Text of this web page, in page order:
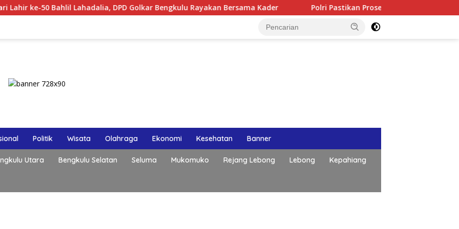
DPD Golkar Bengkulu Rayakan Bersama Kader Polri Pastikan Proses Pemeriksaan Personel di Aceh
Politik Wisata Olahraga Ekonomi Kesehatan Banner
Utara Bengkulu Selatan Seluma Mukomuko Rejang Lebong Lebong Kepahiang